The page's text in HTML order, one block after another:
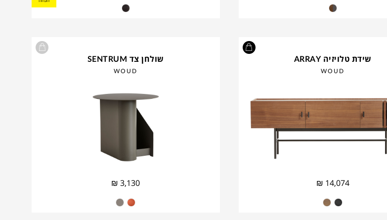
שידת טלויזיה ARRAY
WOUD
₪ 14,074
שולחן צד SENTRUM
WOUD
₪ 3,130